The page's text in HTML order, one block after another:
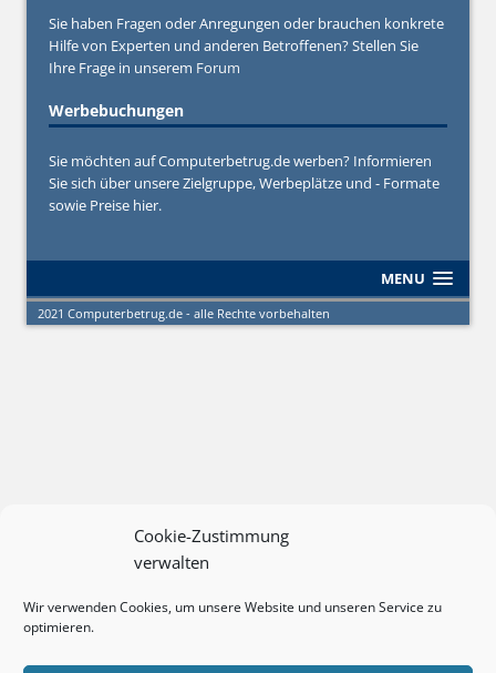
Cookie-Zustimmung
verwalten
Wir verwenden Cookies, um unsere Website und unseren Service zu
optimieren.
Sie haben Fragen oder Anregungen oder brauchen konkrete
Hilfe von Experten und anderen Betroffenen? Stellen Sie
Ihre Frage in unserem Forum
Werbebuchungen
Sie möchten auf Computerbetrug.de werben? Informieren
Sie sich über unsere Zielgruppe, Werbeplätze und - Formate
sowie Preise hier.
MENU
2021 Computerbetrug.de - alle Rechte vorbehalten